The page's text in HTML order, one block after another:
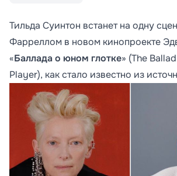
Тильда Суинтон встанет на одну
Фарреллом в новом кинопроекте
«Баллада о юном глотке» (The
Player), как стало известно из